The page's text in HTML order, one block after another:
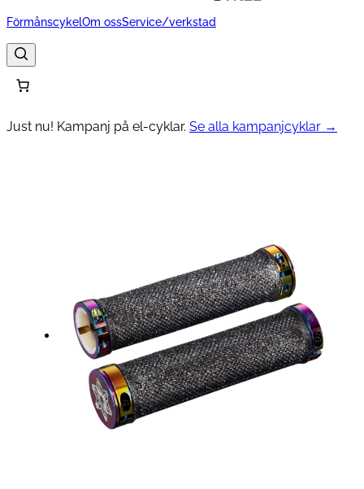
FörmånscykelOm ossService/verkstad
Just nu! Kampanj på el-cyklar. Se alla kampanjcyklar →